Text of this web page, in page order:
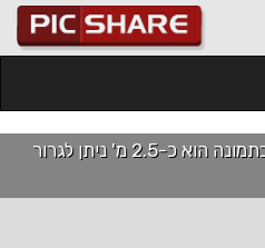
להמחשה בלבד - גודל הקיר בתמונה הוא כ-2.5 מ' ניתן לגרור